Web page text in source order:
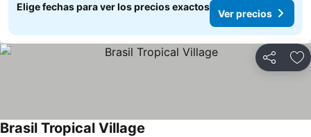
Elige fechas para ver los precios exactos
Ver precios
Compartir
Brasil Tropical Village